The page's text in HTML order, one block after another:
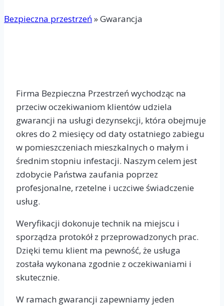
Bezpieczna przestrzeń »Gwarancja
Firma Bezpieczna Przestrzeń wychodząc na
przeciw oczekiwaniom klientów udziela
gwarancji na usługi dezynsekcji, która obejmuje
okres do 2 miesięcy od daty ostatniego zabiegu
w pomieszczeniach mieszkalnych o małym i
średnim stopniu infestacji. Naszym celem jest
zdobycie Państwa zaufania poprzez
profesjonalne, rzetelne i uczciwe świadczenie
usług.
Weryfikacji dokonuje technik na miejscu i
sporządza protokół z przeprowadzonych prac.
Dzięki temu klient ma pewność, że usługa
została wykonana zgodnie z oczekiwaniami i
skutecznie.
W ramach gwarancji zapewniamy jeden